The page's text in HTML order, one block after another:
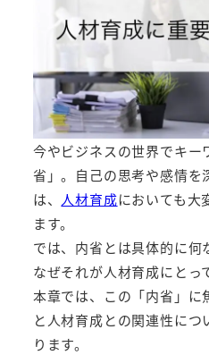
今やビジネスの世界でキー
省」。自己の思考や感情を
は、 人材育成においても大
ます。
では、内省とは具体的に何
なぜそれが人材育成にとっ
本章では、この「内省」に
と人材育成との関連性につ
ります。